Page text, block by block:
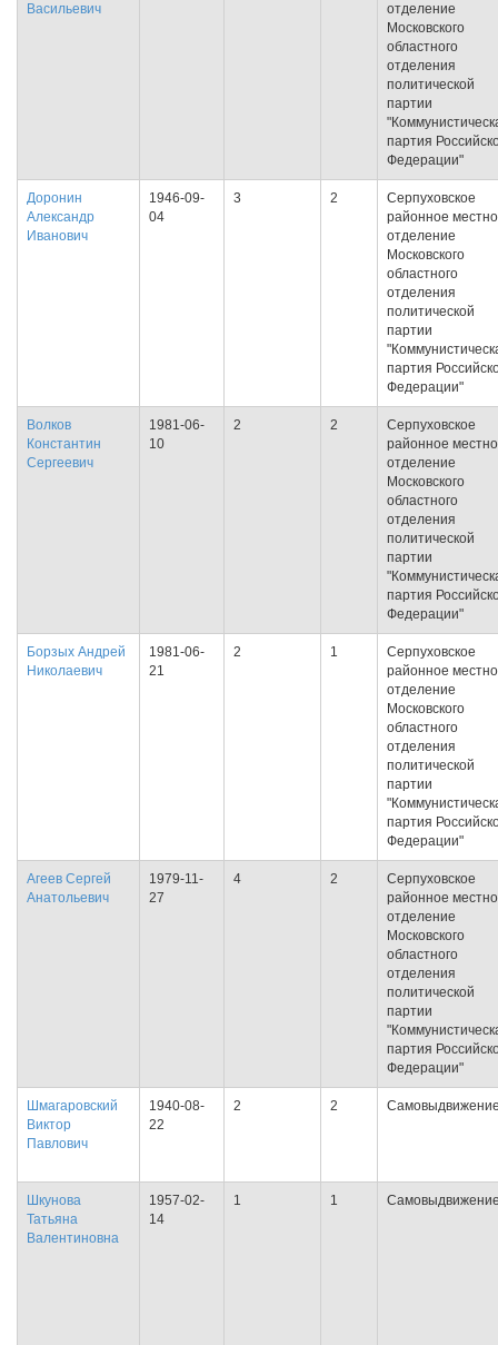
Васильевич
отделение
Московского
областного
отделения
политической
партии
партия
Федерации"
Доронин
Александр
Иванович
1946-09-
04
3 2
Серпуховское
районное
отделение
Московского
областного
отделения
политической
партии
партия
Федерации"
Волков
Константин
Сергеевич
1981-06-
10
2 2
Серпуховское
районное
отделение
Московского
областного
отделения
политической
партии
партия
Федерации"
Борзых Андрей
Николаевич
1981-06-
21
2 1
Серпуховское
районное
отделение
Московского
областного
отделения
политической
партии
партия
Федерации"
Агеев Сергей
Анатольевич
1979-11-
27
4 2
Серпуховское
районное
отделение
Московского
областного
отделения
политической
партии
партия
Федерации"
Шмагаровский
Виктор
Павлович
1940-08-
22
2 2
Шкунова
Татьяна
Валентиновна
1957-02-
14
1 1